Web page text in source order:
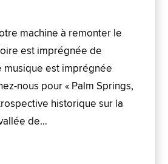
machine à remonter le
est imprégnée de
musique est imprégnée
nous pour « Palm Springs,
historique sur la
de…